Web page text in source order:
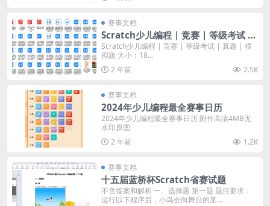
赛事文档
Scratch少儿编程 | 竞赛 | 等级考试 |
真题 | 模拟题
Scratch少儿编程 | 竞赛 | 等级考试 | 真题 | 模
拟题 大小：18...
2 年前
2.5K
赛事文档
2024年少儿编程最全赛事日历
2024年少儿编程最全赛事日历 附件高清4MB无
水印原图
2 年前
1.2K
赛事文档
十五届蓝桥杯Scratch省赛试题
不含答案和解析 一、选择题 第一题 题目要求：
运行以下程序后，小鸟会向舞台的某...